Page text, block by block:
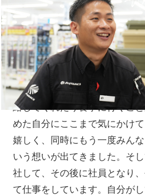
スーパー
新卒採用 → 退
実は私は、一度この会社を退
新卒で入社をして仕事も楽し
も体験してみたいと考え、退
ったく違う業界で仕事をして
絡してくれたり食事に行くこ
めた自分にここまで気にかけ
嬉しく、同時にもう一度みん
いう想いが出てきました。そ
社して、その後に社員となり
て仕事をしています。自分が